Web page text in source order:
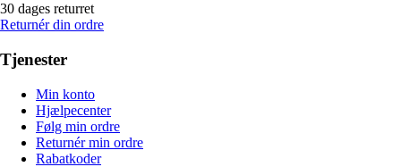
30 dages returret
Returnér din ordre
Tjenester
Min konto
Hjælpecenter
Følg min ordre
Returnér min ordre
Rabatkoder